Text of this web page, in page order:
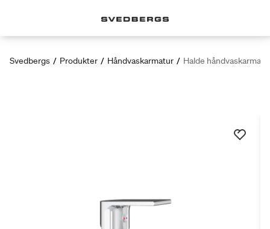
Svedbergs / Produkter / Håndvaskarmatur / Halde